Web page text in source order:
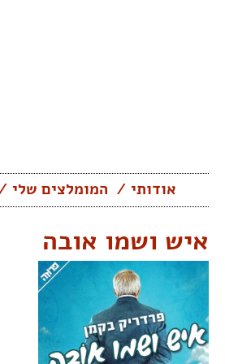
אודותי המומלצים שלי
איש ושמו אובה